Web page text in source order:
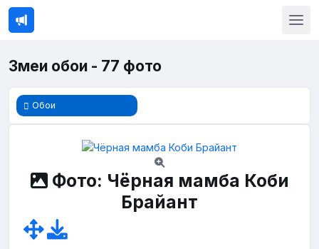
Змеи обои - 77 фото
Обои
Фото: Чёрная мамба Коби
Брайант